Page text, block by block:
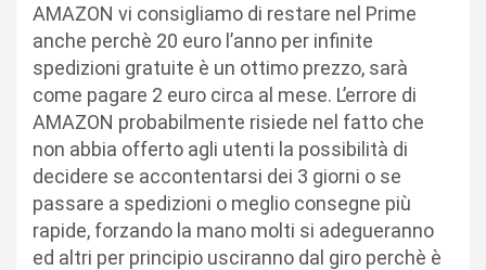
AMAZON vi consigliamo di restare nel Prime
anche perchè 20 euro l’anno per infinite
spedizioni gratuite è un ottimo prezzo, sarà
come pagare 2 euro circa al mese. L’errore di
AMAZON probabilmente risiede nel fatto che
non abbia offerto agli utenti la possibilità di
decidere se accontentarsi dei 3 giorni o se
passare a spedizioni o meglio consegne più
rapide, forzando la mano molti si adegueranno
ed altri per principio usciranno dal giro perchè è